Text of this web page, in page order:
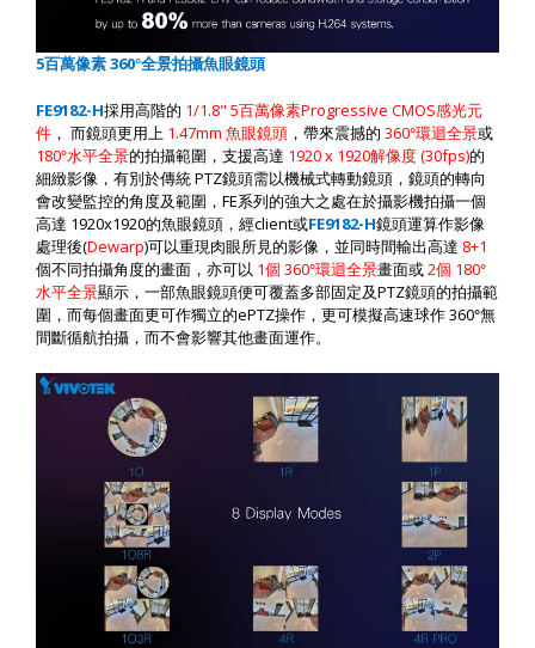
5百萬像素360°全景拍攝魚眼鏡頭
FE9182-H採用高階的 1/1.8" 5百萬像素Progressive CMOS感光元
件 ， 而鏡頭更用上 1.47mm 魚眼鏡頭 ，帶來震撼的 360°環迴全景或
180°水平全景的拍攝範圍，支援高達 1920 x 1920解像度(30fps)的
細緻影像，有別於傳統PTZ鏡頭需以機械式轉動鏡頭，鏡頭的轉向
會改變監控的角度及範圍， FE系列的強大之處在於攝影機拍攝一個
高達 1920x1920的魚眼鏡頭，經client或FE9182-H鏡頭運算作影像
處理後(Dewarp)可以重現肉眼所見的影像，並同時間輸出高達 8+1
個不同拍攝角度的畫面，亦可以 1個 360°環迴全景畫面或2個 180°
水平全景顯示，一部魚眼鏡頭便可覆蓋多部固定及PTZ鏡頭的拍攝範
圍，而每個畫面更可作獨立的ePTZ操作，更可模擬高速球作360°無
間斷循航拍攝，而不會影響其他畫面運作。